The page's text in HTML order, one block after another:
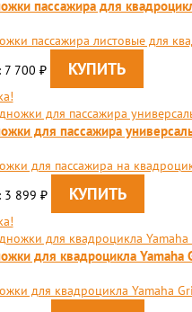
пассажира для
пассажира листовые для
7 700 ₽
для пассажира
для пассажира на
3 899 ₽
для квадроцикла
для квадроцикла Yamaha